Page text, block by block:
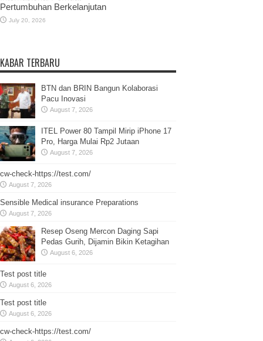
Pertumbuhan Berkelanjutan
July 20, 2026
KABAR TERBARU
BTN dan BRIN Bangun Kolaborasi
Pacu Inovasi
August 7, 2026
ITEL Power 80 Tampil Mirip iPhone 17
Pro, Harga Mulai Rp2 Jutaan
August 7, 2026
cw-check-https://test.com/
August 7, 2026
Sensible Medical insurance Preparations
August 7, 2026
Resep Oseng Mercon Daging Sapi
Pedas Gurih, Dijamin Bikin Ketagihan
August 6, 2026
Test post title
August 6, 2026
Test post title
August 6, 2026
cw-check-https://test.com/